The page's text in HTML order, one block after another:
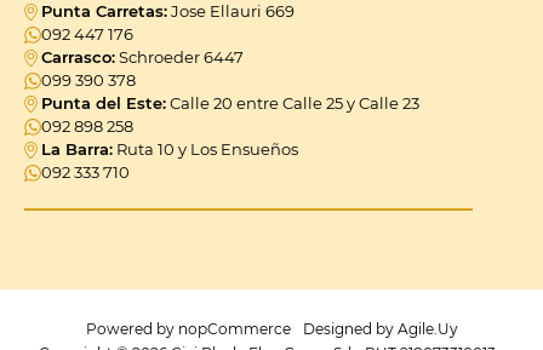
Punta Carretas:Jose Ellauri 669
092 447 176
Carrasco:Schroeder 6447
099 390 378
Punta del Este:Calle 20 entre Calle 25 y Calle 23
092 898 258
La Barra: Ruta 10 y Los Ensueños
092 333 710
Powered by nopCommerce Designed by Agile.Uy